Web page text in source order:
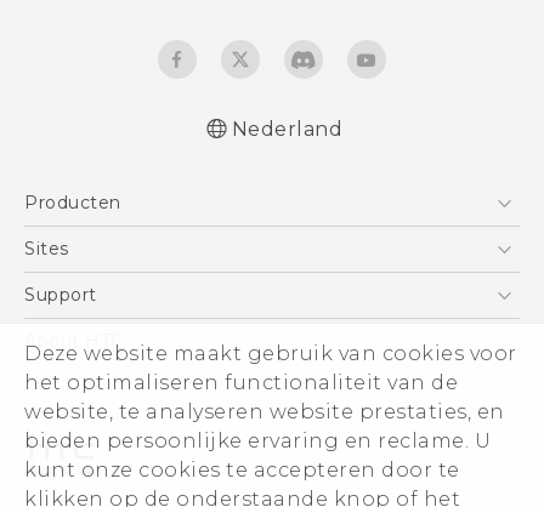
Deze website maakt gebruik van cookies voor
het optimaliseren functionaliteit van de
website, te analyseren website prestaties, en
bieden persoonlijke ervaring en reclame. U
kunt onze cookies te accepteren door te
klikken op de onderstaande knop of het
Nederlands - Gebruikershandleiding
wettelijke voorschriften
Deutsch - Informationen zur Sicherheit und
behördliche Bestimmungen
English - Quick start guide
English - User manual
English - Safety and regulatory guide
Nederland
Producten
Telefoons
Vive
Accessoires
Sites
HTC Vive
Aan de slag
Support
Support voor eCommerce
About HTC
ESG
Informatie over het bedrijf
Voor beleggers (engels)
Cookie Preferences